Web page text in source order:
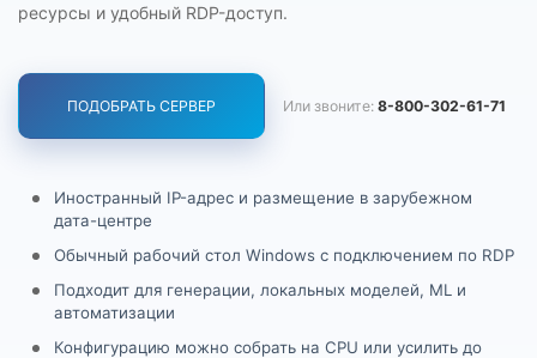
ресурсы и удобный RDP-доступ.
ПОДОБРАТЬ СЕРВЕР Или звоните: 8-800-302-61-71
Иностранный IP-адрес и размещение в зарубежном
дата-центре
Обычный рабочий стол Windows с подключением по RDP
Подходит для генерации, локальных моделей, ML и
автоматизации
Конфигурацию можно собрать на CPU или усилить до